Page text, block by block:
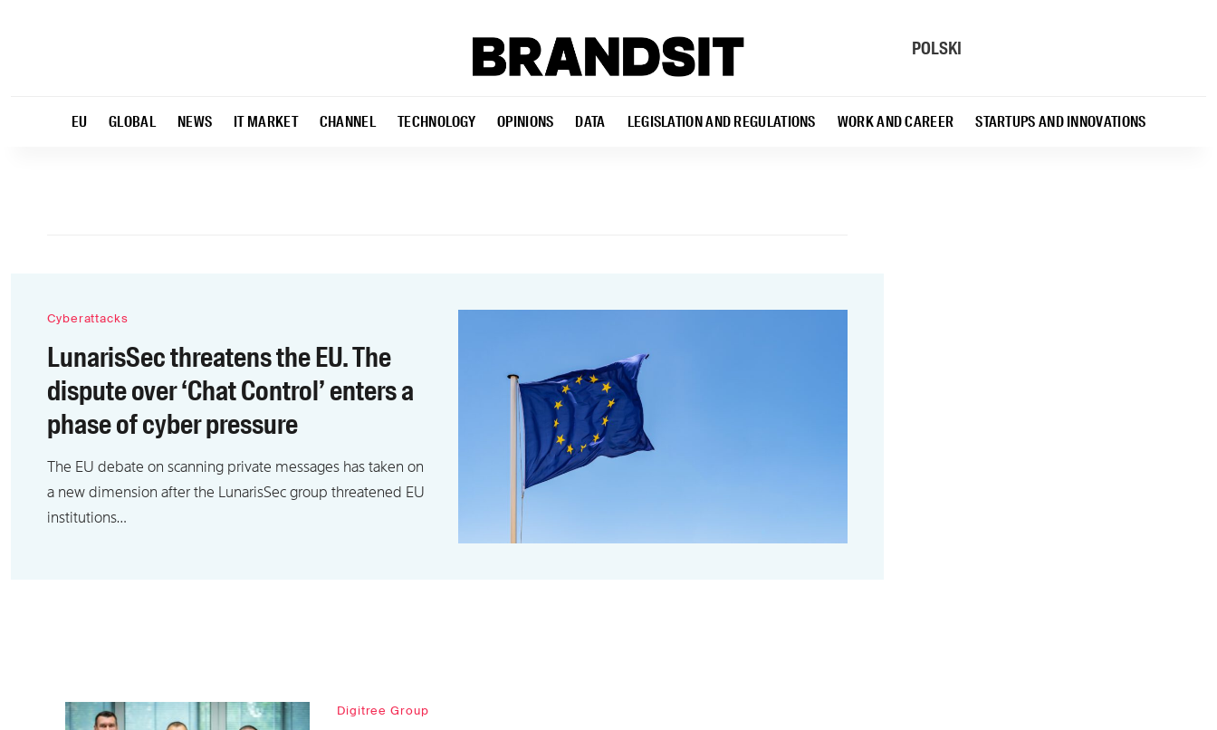
POLSKI
EU GLOBAL NEWS IT MARKET CHANNEL TECHNOLOGY OPINIONS DATA LEGISLATION AND REGULATIONS WORK AND CAREER STARTUPS AND INNOVATIONS
Cyberattacks
LunarisSec threatens the EU. The
dispute over ‘Chat Control’ enters a
phase of cyber pressure
The EU debate on scanning private messages has taken on
a new dimension after the LunarisSec group threatened EU
institutions…
Digitree Group